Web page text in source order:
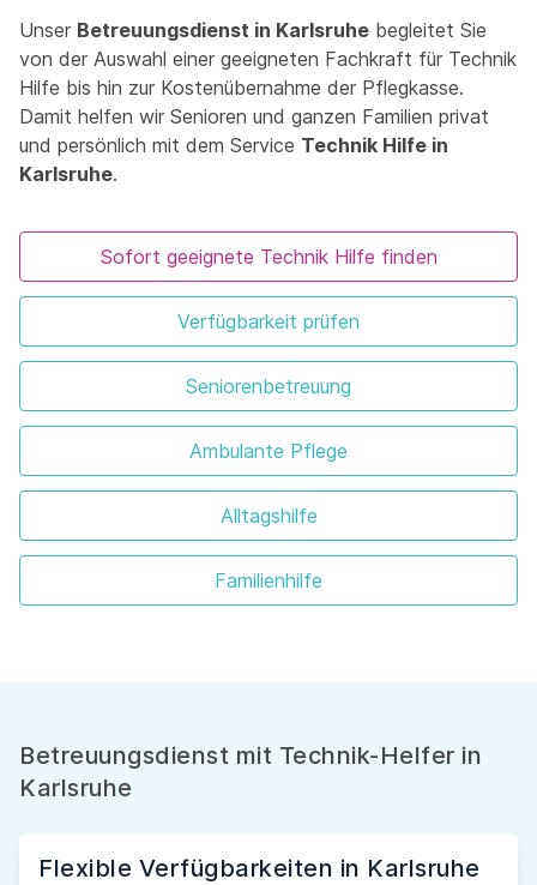
Unser Betreuungsdienst in Karlsruhe begleitet Sie
von der Auswahl einer geeigneten Fachkraft für Technik
Hilfe bis hin zur Kostenübernahme der Pflegkasse.
Damit helfen wir Senioren und ganzen Familien privat
und persönlich mit dem Service Technik Hilfe in
Karlsruhe.
Sofort geeignete Technik Hilfe finden
Verfügbarkeit prüfen
Seniorenbetreuung
Ambulante Pflege
Alltagshilfe
Familienhilfe
Betreuungsdienst mit Technik-Helfer in
Karlsruhe
Flexible Verfügbarkeiten in Karlsruhe